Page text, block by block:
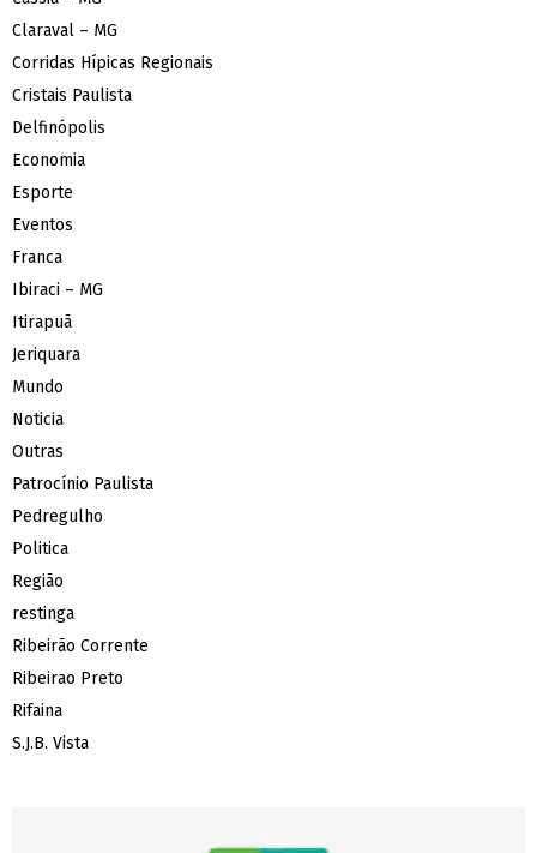
Claraval – MG
Corridas Hípicas Regionais
Cristais Paulista
Delfinópolis
Economia
Esporte
Eventos
Franca
Ibiraci – MG
Itirapuã
Jeriquara
Mundo
Noticia
Outras
Patrocínio Paulista
Pedregulho
Politica
Região
restinga
Ribeirão Corrente
Ribeirao Preto
Rifaina
S.J.B. Vista